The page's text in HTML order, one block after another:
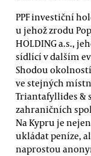
PPF investiční
u jehož zrodu
HOLDING a.s.,
sídlící v dalším
Shodou
ve stejných
Triantafyllides &
zahraničních
Na Kypru je
ukládat peníze,
naprostou